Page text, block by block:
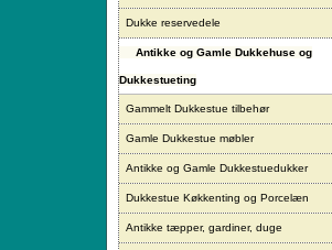
Dukke reservedele
Antikke og Gamle Dukkehuse og
Dukkestueting
Gammelt Dukkestue tilbehør
Gamle Dukkestue møbler
Antikke og Gamle Dukkestuedukker
Dukkestue Køkkenting og Porcelæn
Antikke tæpper, gardiner, duge